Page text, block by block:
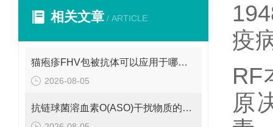
相关文章 / ARTICLE
猫疱疹FHV包被抗体可以应用于哪些方面呢？
2026-08-05
抗链球菌溶血素O(ASO)干扰物质的有效期是多久呢？
疫
RF
原